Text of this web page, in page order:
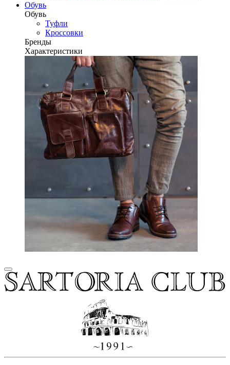
Обувь
Обувь
Туфли
Кроссовки
Бренды
Характеристики